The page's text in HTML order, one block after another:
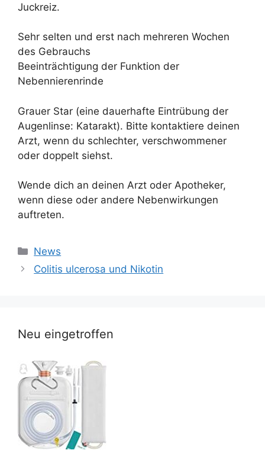
Juckreiz.
Sehr selten und erst nach mehreren Wochen
des Gebrauchs
Beeinträchtigung der Funktion der
Nebennierenrinde
Grauer Star (eine dauerhafte Eintrübung der
Augenlinse: Katarakt). Bitte kontaktiere deinen
Arzt, wenn du schlechter, verschwommener
oder doppelt siehst.
Wende dich an deinen Arzt oder Apotheker,
wenn diese oder andere Nebenwirkungen
auftreten.
Kategorien
News
Colitis ulcerosa und Nikotin
Neu eingetroffen